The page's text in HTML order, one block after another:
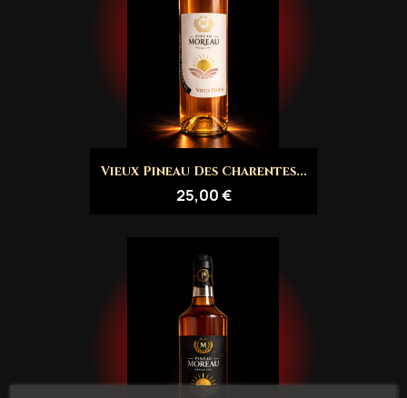
Vieux Pineau Des Charentes...
25,00 €